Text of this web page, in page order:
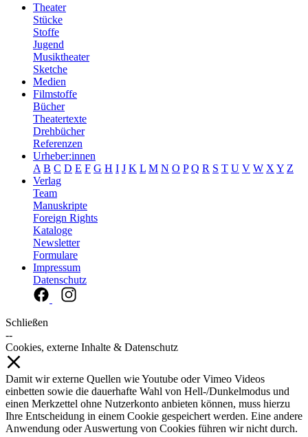
Theater
Stücke
Stoffe
Jugend
Musiktheater
Sketche
Medien
Filmstoffe
Bücher
Theatertexte
Drehbücher
Referenzen
Urheber:innen
A B C D E F G H I J K L M N O P Q R S T U V W X Y Z
Verlag
Team
Manuskripte
Foreign Rights
Kataloge
Newsletter
Formulare
Impressum
Datenschutz
Schließen
--
Cookies, externe Inhalte & Datenschutz
Damit wir externe Quellen wie Youtube oder Vimeo Videos
einbetten sowie die dauerhafte Wahl von Hell-/Dunkelmodus und
einen Merkzettel ohne Nutzerkonto anbieten können, muss hierzu
Ihre Entscheidung in einem Cookie gespeichert werden. Eine andere
Anwendung oder Auswertung von Cookies führen wir nicht durch.